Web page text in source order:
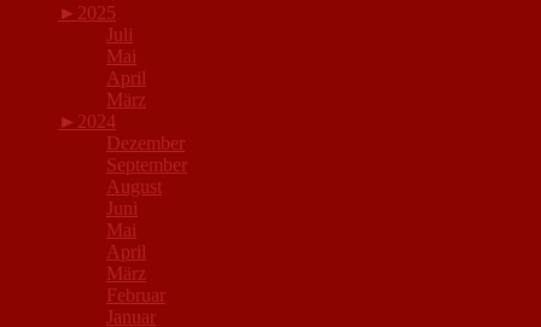
► 2025
Juli
Mai
April
März
► 2024
Dezember
September
August
Juni
Mai
April
März
Februar
Januar